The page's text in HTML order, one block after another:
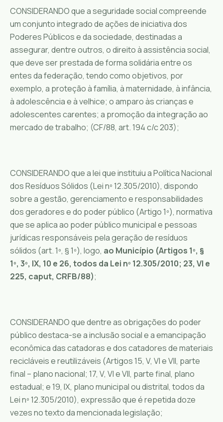
CONSIDERANDO que a seguridade social compreende
um conjunto integrado de ações de iniciativa dos
Poderes Públicos e da sociedade, destinadas a
assegurar, dentre outros, o direito à assistência social,
que deve ser prestada de forma solidária entre os
entes da federação, tendo como objetivos, por
exemplo, a proteção à família, à maternidade, à infância,
à adolescência e à velhice; o amparo às crianças e
adolescentes carentes; a promoção da integração ao
mercado de trabalho; (CF/88, art. 194 c/c 203);
CONSIDERANDO que a lei que instituiu a Política Nacional
dos Resíduos Sólidos (Lei nº 12.305/2010), dispondo
sobre a gestão, gerenciamento e responsabilidades
dos geradores e do poder público (Artigo 1º), normativa
que se aplica ao poder público municipal e pessoas
jurídicas responsáveis pela geração de resíduos
sólidos (art. 1º, § 1º), logo, ao Município (Artigos 1º, §
1º, 3º, IX, 10 e 26, todos da Lei nº 12.305/2010; 23, VI e
225, caput, CRFB/88);
CONSIDERANDO que dentre as obrigações do poder
público destaca-se a inclusão social e a emancipação
econômica das catadoras e dos catadores de materiais
recicláveis e reutilizáveis (Artigos 15, V, VI e VII, parte
final – plano nacional; 17, V, VI e VII, parte final, plano
estadual; e 19, IX, plano municipal ou distrital, todos da
Lei nº 12.305/2010), expressão que é repetida doze
vezes no texto da mencionada legislação;